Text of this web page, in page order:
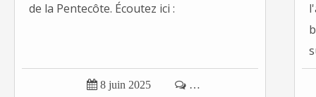
de la Pentecôte. Écoutez ici :
 8 juin 2025  …